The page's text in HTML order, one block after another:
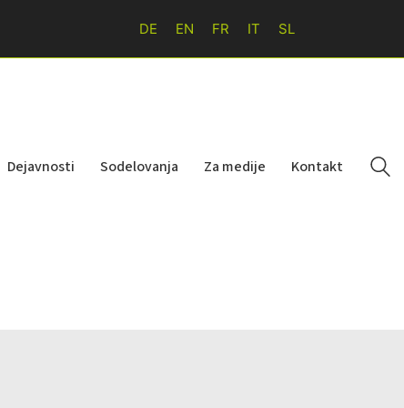
DE EN FR IT SL
Dejavnosti Sodelovanja Za medije Kontakt